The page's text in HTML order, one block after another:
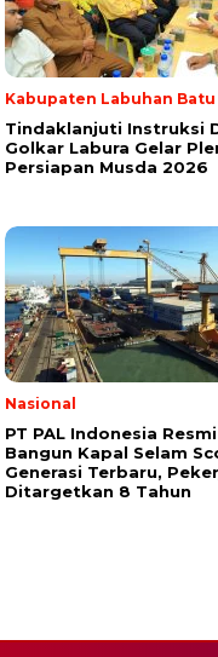
Kabupaten Labuhan Batu
Tindaklanjuti Instruksi
Golkar Labura Gelar
Persiapan Musda 2026
Nasional
PT PAL Indonesia Resmi
Bangun Kapal Selam
Generasi Terbaru,
Ditargetkan 8 Tahun